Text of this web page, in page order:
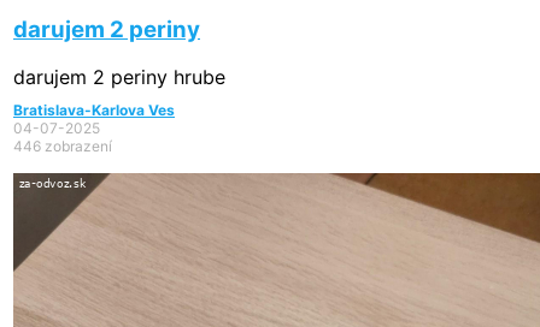
darujem 2 periny
darujem 2 periny hrube
Bratislava-Karlova Ves
04-07-2025
446 zobrazení